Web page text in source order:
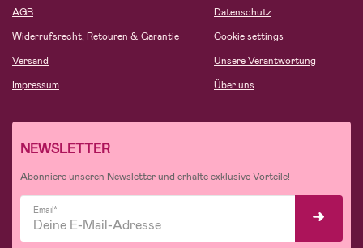
AGB
Widerrufsrecht, Retouren & Garantie
Versand
Impressum
Datenschutz
Cookie settings
Unsere Verantwortung
Über uns
NEWSLETTER
Abonniere unseren Newsletter und erhalte exklusive Vorteile!
Email*